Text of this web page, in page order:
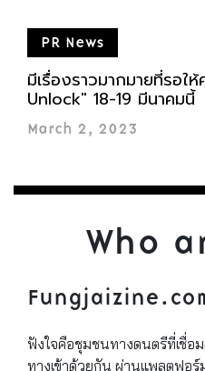
PR News
มีเรื่องราวมากมายที่รอ
Unlock" 18-19 มีนาคมนี้
March 2, 2023
Who
ฟังใจคือชุมชนทางดนตรีที่เชื่อ
ทางเข้าด้วยกัน ผ่านแพลตฟอ